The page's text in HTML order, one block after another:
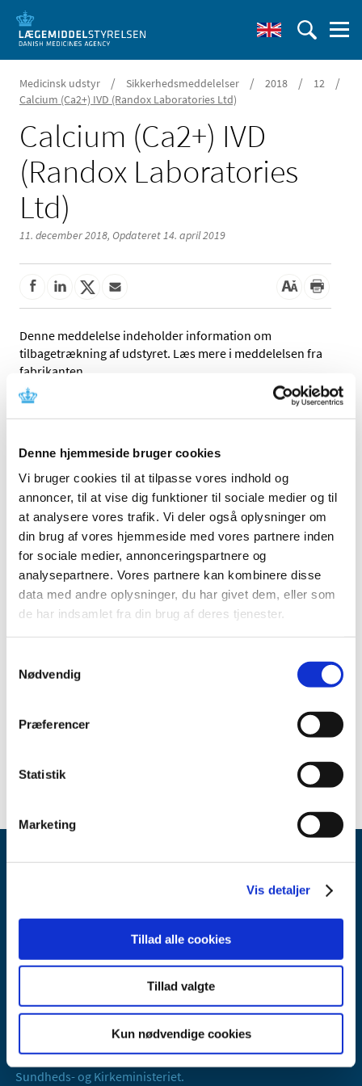
Denne hjemmeside bruger cookies
Vi bruger cookies til at tilpasse vores indhold og
annoncer, til at vise dig funktioner til sociale medier og til
at analysere vores trafik. Vi deler også oplysninger om
din brug af vores hjemmeside med vores partnere inden
for sociale medier, annonceringspartnere og
analysepartnere. Vores partnere kan kombinere disse
data med andre oplysninger, du har givet dem, eller som
de har indsamlet fra din brug af deres tjenester.
Nødvendig
Præferencer
Statistik
Marketing
Vis detaljer
Tillad alle cookies
Tillad valgte
Kun nødvendige cookies
Medicinsk udstyr / Sikkerhedsmeddelelser / 2018 / 12 /
Calcium (Ca2+) IVD (Randox Laboratories Ltd)
Calcium (Ca2+) IVD
(Randox Laboratories
Ltd)
11. december 2018, Opdateret 14. april 2019
Denne meddelelse indeholder information om
tilbagetrækning af udstyret. Læs mere i meddelelsen fra
fabrikanten.
Referencer
Produkt: Calcium (Ca2+) IVD (Randox Laboratories
Ltd)
Fabrikant: Randox Laboratories Ltd
Fabrikantens referencenummer: REC359
Lægemiddelstyrelsens sagsnummer: 2018121324
Emner
Medicinsk udstyr
Relateret indhold
Laboratories Ltd) (opdateret)
Lægemiddelstyrelsen
Email:dkma@dkma.dk
Lægemiddelstyrelsen er en del af
Sundheds- og Kirkeministeriet.